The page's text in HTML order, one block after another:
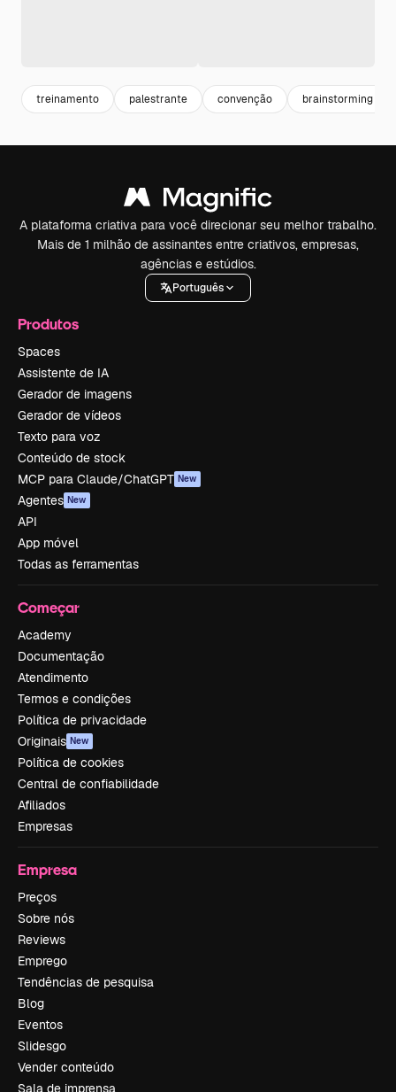
treinamento palestrante convenção brainstorming
A plataforma criativa para você direcionar seu melhor trabalho.
Mais de 1 milhão de assinantes entre criativos, empresas,
agências e estúdios.
Português
Produtos
Spaces
Assistente de IA
Gerador de imagens
Gerador de vídeos
Texto para voz
Conteúdo de stock
MCP para Claude/ChatGPT New
Agentes New
API
App móvel
Todas as ferramentas
Começar
Academy
Documentação
Atendimento
Termos e condições
Política de privacidade
Originais New
Política de cookies
Central de confiabilidade
Afiliados
Empresas
Empresa
Preços
Sobre nós
Reviews
Emprego
Tendências de pesquisa
Blog
Eventos
Slidesgo
Vender conteúdo
Sala de imprensa